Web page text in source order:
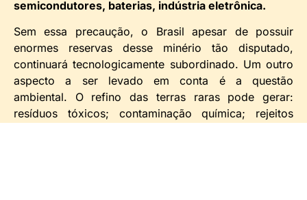
semicondutores, baterias, indústria eletrônica.
Sem essa precaução, o Brasil apesar de possuir
enormes reservas desse minério tão disputado,
continuará tecnologicamente subordinado. Um outro
aspecto a ser levado em conta é a questão
ambiental. O refino das terras raras pode gerar:
resíduos tóxicos; contaminação química; rejeitos